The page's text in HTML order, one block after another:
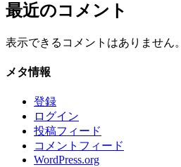
最近のコメント
表示できるコメントはありません。
メタ情報
登録
ログイン
投稿フィード
コメントフィード
WordPress.org